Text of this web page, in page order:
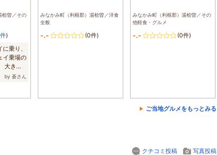
桧曽／その
)
乗り、
イ乗場の
大きく
by 蒼さん
みなかみ町（利根郡）湯桧曽／洋食
全般
-.- (0件)
みなかみ町（利根郡）湯桧曽／その
他軽食・グルメ
-.- (0件)
ご当地グルメをもっとみる
クチコミ投稿 写真投稿